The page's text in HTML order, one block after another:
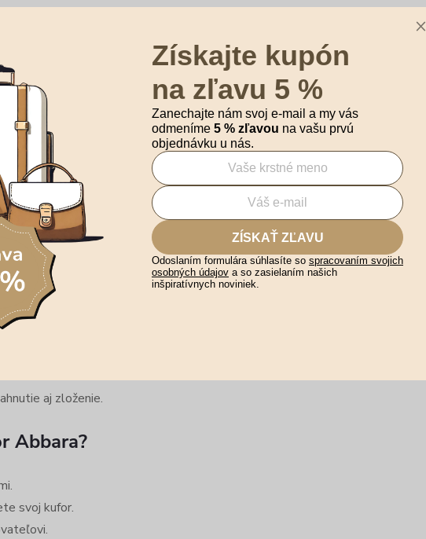
pre príručnú
ideálna pre stredne veľké
pre veľké kufre
s kufrom.
použitie
na vysúvacie a
aj zloženie.
Abbara?
svoj kufor.
Ochranné obaly na kufre×
Získajte kupón
na zľavu 5 %
Zanechajte nám svoj e-mail a my vás
odmeníme 5 % zľavou na vašu prvú
objednávku u nás.
ZÍSKAŤ ZĽAVU
Odoslaním formulára súhlasíte so spracovaním svojich
osobných údajov a so zasielaním našich
inšpiratívnych noviniek.